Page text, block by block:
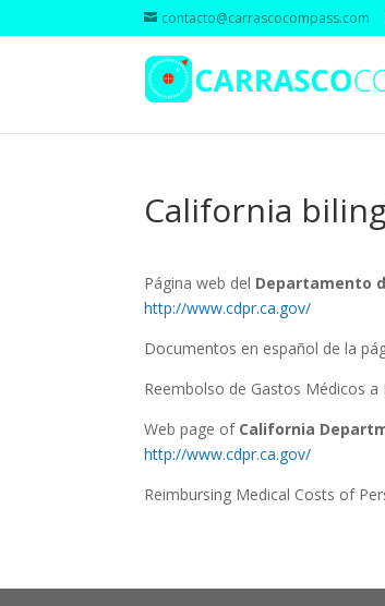
contacto@carrascocompass.com
California
Página web del Departamento
http://www.cdpr.ca.gov/
Documentos en español de la
Reembolso de Gastos Médicos
Web page of California
http://www.cdpr.ca.gov/
Reimbursing Medical Costs of